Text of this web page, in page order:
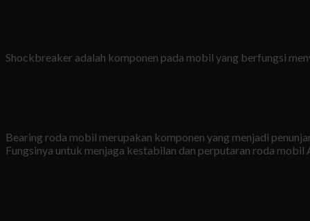
Shockbreaker adalah komponen pada mobil yang berfungsi
Bearing roda mobil merupakan komponen yang menjadi
Fungsinya untuk menjaga kestabilan dan perputaran roda mobil